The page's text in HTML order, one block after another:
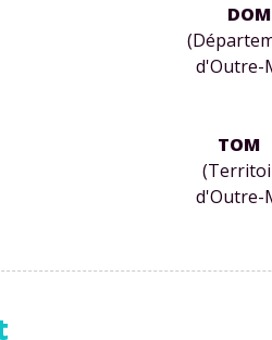
DOM
d'Outre-
TOM
d'Outre-
*